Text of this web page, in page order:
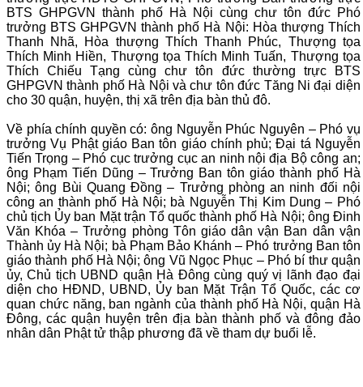
BTS GHPGVN thành phố Hà Nội cùng chư tôn đức Phó
trưởng BTS GHPGVN thành phố Hà Nội: Hòa thượng Thích
Thanh Nhã, Hòa thượng Thích Thanh Phúc, Thượng tọa
Thích Minh Hiền, Thượng tọa Thích Minh Tuấn, Thượng tọa
Thích Chiếu Tạng cùng chư tôn đức thường trực BTS
GHPGVN thành phố Hà Nội và chư tôn đức Tăng Ni đại diện
cho 30 quận, huyện, thị xã trên địa bàn thủ đô.
Về phía chính quyền có: ông Nguyễn Phúc Nguyên – Phó vụ
trưởng Vụ Phật giáo Ban tôn giáo chính phủ; Đại tá Nguyễn
Tiến Trọng – Phó cục trưởng cục an ninh nội địa Bộ công an;
ông Phạm Tiến Dũng – Trưởng Ban tôn giáo thành phố Hà
Nội; ông Bùi Quang Đồng – Trưởng phòng an ninh đối nội
công an thành phố Hà Nội; bà Nguyễn Thị Kim Dung – Phó
chủ tịch Ủy ban Mặt trận Tổ quốc thành phố Hà Nội; ông Đinh
Văn Khóa – Trưởng phòng Tôn giáo dân vận Ban dân vận
Thành ủy Hà Nội; bà Phạm Bảo Khánh – Phó trưởng Ban tôn
giáo thành phố Hà Nội; ông Vũ Ngọc Phục – Phó bí thư quận
ủy, Chủ tịch UBND quận Hà Đông cùng quý vị lãnh đạo đại
diện cho HĐND, UBND, Ủy ban Mặt Trận Tổ Quốc, các cơ
quan chức năng, ban ngành của thành phố Hà Nội, quận Hà
Đông, các quận huyện trên địa bàn thành phố và đông đảo
nhân dân Phật tử thập phương đã về tham dự buổi lễ.